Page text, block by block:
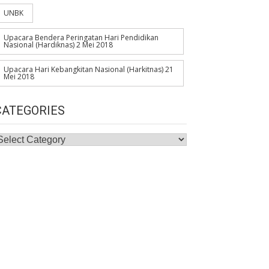
UNBK
Upacara Bendera Peringatan Hari Pendidikan
Nasional (Hardiknas) 2 Mei 2018
Upacara Hari Kebangkitan Nasional (Harkitnas) 21
Mei 2018